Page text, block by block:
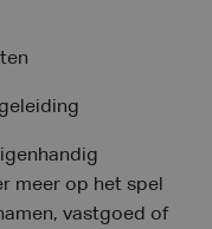
meer op het spel
vastgoed of